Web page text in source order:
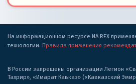
На информационном ресурсе ИА REX
технологии. Правила применения
В России запрещены организации Легион
Тахрир», «Имарат Кавказ» («Кавказский